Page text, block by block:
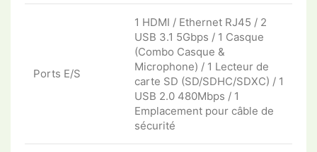
Ports E/S
1 HDMI / Ethernet RJ45 / 2
USB 3.1 5Gbps / 1 Casque
(Combo Casque &
Microphone) / 1 Lecteur de
carte SD (SD/SDHC/SDXC) / 1
USB 2.0 480Mbps / 1
Emplacement pour câble de
sécurité